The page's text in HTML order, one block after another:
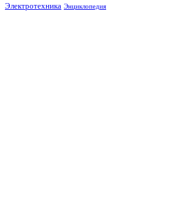
Электротехника Энциклопедия